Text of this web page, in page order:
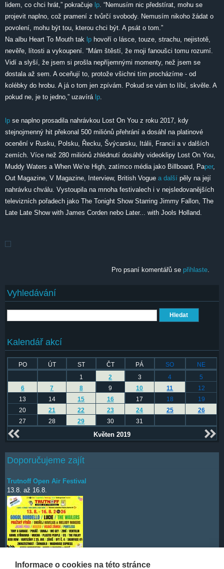
lidem, co chci hrát,” pokračuje lp . “Nemusím nic předstírat, mohu se
projevit naplno, což pramení z tvůrčí svobody. Nemusím nikoho žádat o
povolení, mohu být tou, kterou chci být. A psát o tom.”
Na albu Heart To Mouth tak lp hovoří o lásce, touze, strachu, nejistotě,
nevěře, lítosti a vykoupení. “Mám štěstí, že moji fanoušci tomu rozumí.
Vidí a slyší, že jsem si prošla nepříjemnými momenty, než jsem se
dostala až sem. A oceňují to, protože všichni tím procházíme - od
kolébky do hrobu. A já o tom jen zpívám. Pokud se vám to líbí, skvěle. A
pokud ne, je to jedno,” uzavírá lp
lp se naplno prosadila nahrávkou Lost On You z roku 2017, kdy
stejnojmenný hit překonal 500 miliónů přehrání a dosáhl na platinové
ocenění v Rusku, Polsku, Řecku, Švýcarsku, Itálii, Francii a v dalších
zemích. Více než 280 miliónů zhlédnutí dosáhly videoklipy Lost On You,
Muddy Waters a When We’re High, zatímco média jako Billboard, Paper,
Out Magazine, V Magazine, Interview, British Vogue a další pěly na její
nahrávku chválu. Vystoupila na mnoha festivalech i v nejsledovanějších
televizních pořadech jako The Tonight Show Starring Jimmy Fallon, The
Late Late Show with James Corden nebo Later... with Jools Holland.
Pro psaní komentářů se přihlaste.
Vyhledávání
Kalendář akcí
PO ÚT ST ČT PÁ SO
NE
1
2 3 4
5
6
7 8 9 10 11
12
13
14 15 16 17 18
19
20
21 22 23 24 25
26
27
28 29 30 31
Květen 2019
Doporučujeme zajít
Trutnoff Open Air Festival
13.8. až 16.8.
Informace o cookies na této stránce